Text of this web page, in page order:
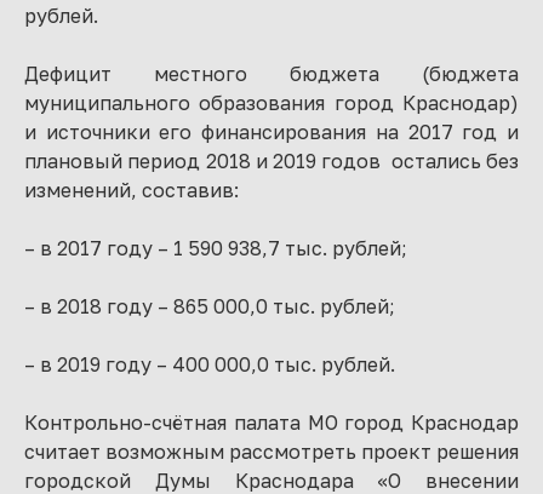
рублей.
Дефицит местного бюджета (бюджета
муниципального образования город Краснодар)
и источники его финансирования на 2017 год и
плановый период 2018 и 2019 годов остались без
изменений, составив:
– в 2017 году – 1 590 938,7 тыс. рублей;
– в 2018 году – 865 000,0 тыс. рублей;
– в 2019 году – 400 000,0 тыс. рублей.
Контрольно-счётная палата МО город Краснодар
считает возможным рассмотреть проект решения
городской Думы Краснодара «О внесении